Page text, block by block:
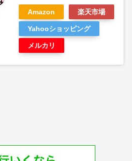
Amazon 楽天市場
Yahooショッピング
メルカリ